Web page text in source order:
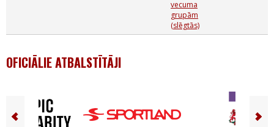
vecuma
grupām
(slēgtās)
OFICIĀLIE ATBALSTĪTĀJI